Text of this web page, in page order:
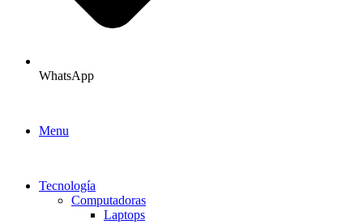
WhatsApp
Menu
Tecnología
Computadoras
Laptops